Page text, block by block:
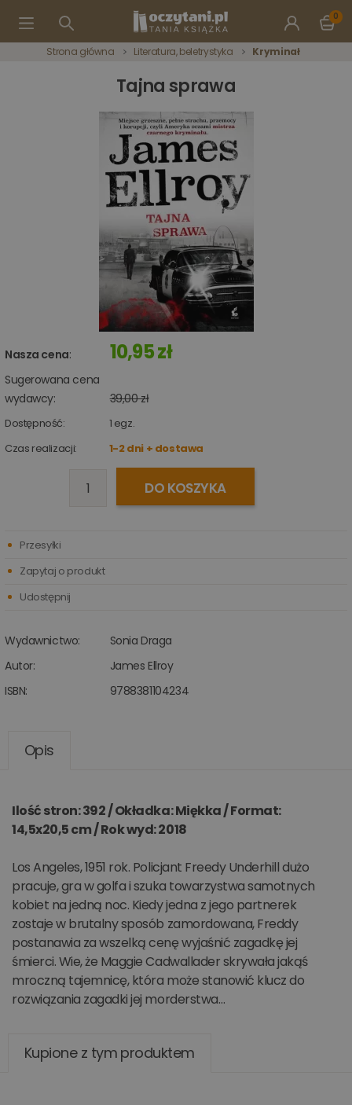
0
Strona główna Literatura, beletrystyka Kryminał
Tajna sprawa
Nasza cena: 10,95 zł
Sugerowana cena
wydawcy:
39,00 zł
Dostępność: 1 egz.
Czas realizacji:
1-2 dni + dostawa
DO KOSZYKA
Wydawnictwo:
Sonia Draga
Autor:
James Ellroy
ISBN:
9788381104234
Przesyłki
Zapytaj o produkt
Udostępnij
Opis
Ilość stron: 392 / Okładka: Miękka / Format:
14,5x20,5 cm / Rok wyd: 2018
Los Angeles, 1951 rok. Policjant Freedy Underhill dużo
pracuje, gra w golfa i szuka towarzystwa samotnych
kobiet na jedną noc. Kiedy jedna z jego partnerek
zostaje w brutalny sposób zamordowana, Freddy
postanawia za wszelką cenę wyjaśnić zagadkę jej
śmierci. Wie, że Maggie Cadwallader skrywała jakąś
mroczną tajemnicę, która może stanowić klucz do
rozwiązania zagadki jej morderstwa…
Kupione z tym produktem